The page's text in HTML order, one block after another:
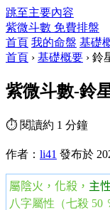
跳至主要內容
紫微斗數 免費排盤
首頁 我的命盤 基礎
首頁 › 基礎概要 › 鈴
紫微斗數-鈴
⏱ 閱讀約 1 分鐘
作者： li41 發布於
屬陰火，化殺， 主
八字屬性（七殺 50